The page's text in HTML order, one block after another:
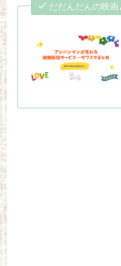
だだんだんの映画